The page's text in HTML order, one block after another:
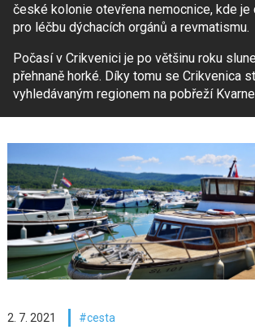
české kolonie otevřena nemocnice, kde je
pro léčbu dýchacích orgánů a revmatismu.
Počasí v Crikvenici je po většinu roku
přehnaně horké. Díky tomu se Crikvenica
vyhledávaným regionem na pobřeží
2. 7. 2021 cesta